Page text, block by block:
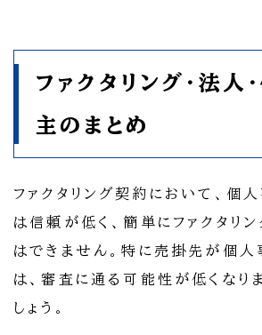
ファクタリング・法人
主のまとめ
ファクタリング契約において、個
は信頼が低く、簡単にファクタリ
はできません。特に売掛先が個人
は、審査に通る可能性が低くなり
しょう。